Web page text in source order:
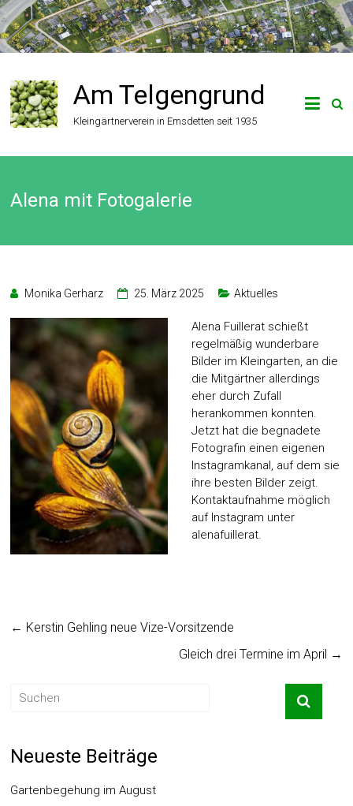
Zum
Inhalt
springen
Am Telgengrund
Kleingärtnerverein in Emsdetten seit 1935
Alena mit Fotogalerie
Monika Gerharz 25. März 2025 Aktuelles
Alena Fuillerat schießt
regelmäßig wunderbare
Bilder im Kleingarten, an die
die Mitgärtner allerdings
eher durch Zufall
herankommen konnten.
Jetzt hat die begnadete
Fotografin einen eigenen
Instagramkanal, auf dem sie
ihre besten Bilder zeigt.
Kontaktaufnahme möglich
auf Instagram unter
alenafuillerat.
← Kerstin Gehling neue Vize-Vorsitzende
Gleich drei Termine im April →
Neueste Beiträge
Gartenbegehung im August